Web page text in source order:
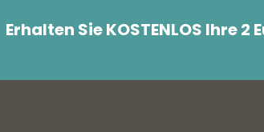
Erhalten Sie KOSTENLOS Ihre